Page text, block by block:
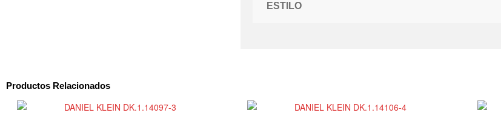
ESTILO
Productos Relacionados